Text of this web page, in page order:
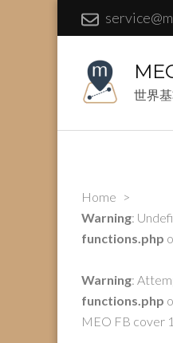
世界
Home >
Warning:
functions.php
Warning:
functions.php
MEO FB cover